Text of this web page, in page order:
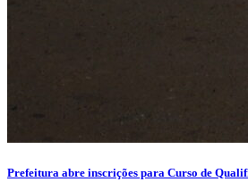
Prefeitura abre inscrições para Curso de